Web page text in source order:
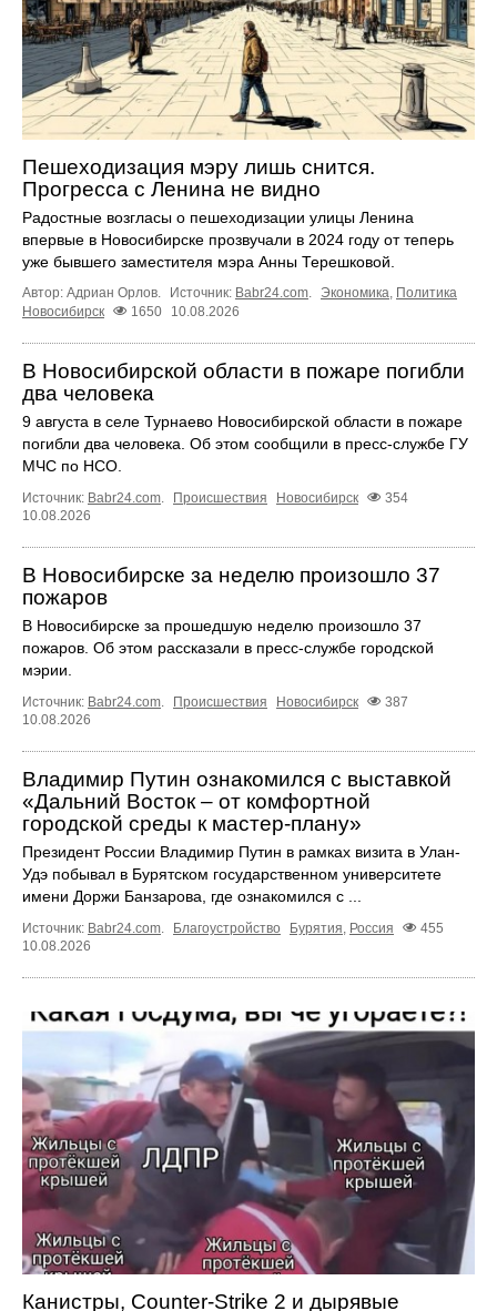
Пешеходизация мэру лишь снится.
Прогресса с Ленина не видно
Радостные возгласы о пешеходизации улицы Ленина
впервые в Новосибирске прозвучали в 2024 году от теперь
уже бывшего заместителя мэра Анны Терешковой.
Автор: Адриан Орлов. Источник: Babr24.com. Экономика, Политика
Новосибирск
1650 10.08.2026
В Новосибирской области в пожаре погибли
два человека
9 августа в селе Турнаево Новосибирской области в пожаре
погибли два человека. Об этом сообщили в пресс-службе ГУ
МЧС по НСО.
Источник: Babr24.com. Происшествия Новосибирск
354
10.08.2026
В Новосибирске за неделю произошло 37
пожаров
В Новосибирске за прошедшую неделю произошло 37
пожаров. Об этом рассказали в пресс-службе городской
мэрии.
Источник: Babr24.com. Происшествия Новосибирск
387
10.08.2026
Владимир Путин ознакомился с выставкой
«Дальний Восток – от комфортной
городской среды к мастер-плану»
Президент России Владимир Путин в рамках визита в Улан-
Удэ побывал в Бурятском государственном университете
имени Доржи Банзарова, где ознакомился с ...
Источник: Babr24.com. Благоустройство Бурятия, Россия
455
10.08.2026
Канистры, Counter-Strike 2 и дырявые